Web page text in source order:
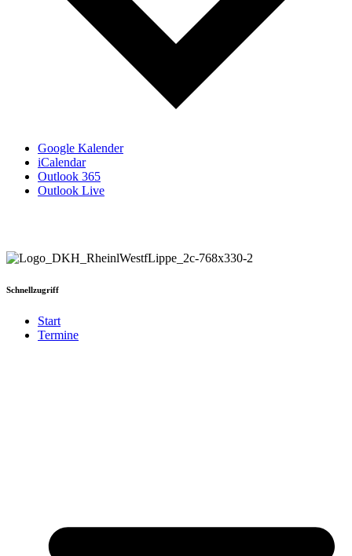
Google Kalender
iCalendar
Outlook 365
Outlook Live
Schnellzugriff
Start
Termine